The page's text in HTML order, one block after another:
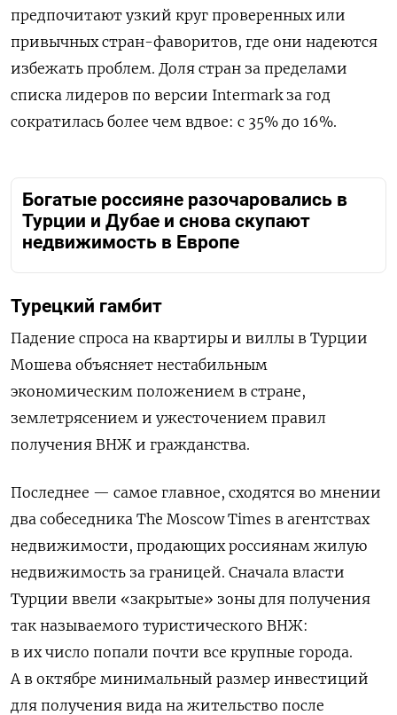
предпочитают узкий круг проверенных или
привычных стран-фаворитов, где они надеются
избежать проблем. Доля стран за пределами
списка лидеров по версии Intermark за год
сократилась более чем вдвое: с 35% до 16%.
Богатые россияне разочаровались в
Турции и Дубае и снова скупают
недвижимость в Европе
Турецкий гамбит
Падение спроса на квартиры и виллы в Турции
Мошева объясняет нестабильным
экономическим положением в стране,
землетрясением и ужесточением правил
получения ВНЖ и гражданства.
Последнее — самое главное, сходятся во мнении
два собеседника The Moscow Times в агентствах
недвижимости, продающих россиянам жилую
недвижимость за границей. Сначала власти
Турции ввели «закрытые» зоны для получения
так называемого туристического ВНЖ:
в их число попали почти все крупные города.
А в октябре минимальный размер инвестиций
для получения вида на жительство после